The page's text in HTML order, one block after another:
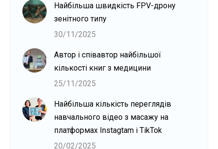
Найбільша швидкість FPV-дрону
зенітного типу
30/11/2025
Автор і співавтор найбільшої
кількості книг з медицини
25/11/2025
Найбільша кількість переглядів
навчального відео з масажу на
платформах Instagtam i TikTok
20/02/2025